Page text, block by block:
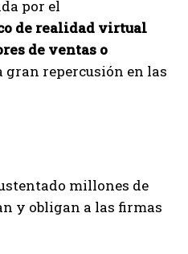
por el
de realidad virtual
de ventas o
gran repercusión en las
millones de
y obligan a las firmas